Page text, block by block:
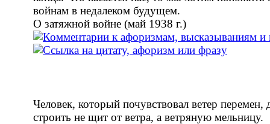
войнам в недалеком будущем.
О затяжной войне (май 1938 г.)
Человек, который почувствовал ветер перемен,
строить не щит от ветра, а ветряную мельницу.